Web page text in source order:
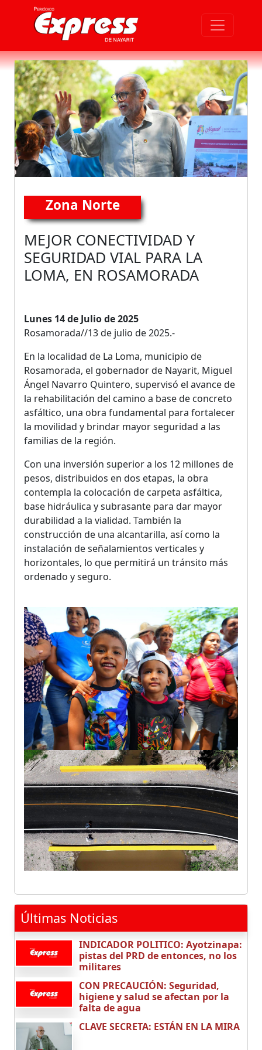
Zona Norte
MEJOR CONECTIVIDAD Y
SEGURIDAD VIAL PARA LA
LOMA, EN ROSAMORADA
Lunes 14 de Julio de 2025
Rosamorada//13 de julio de 2025.-
En la localidad de La Loma, municipio de
Rosamorada, el gobernador de Nayarit, Miguel
Ángel Navarro Quintero, supervisó el avance de
la rehabilitación del camino a base de concreto
asfáltico, una obra fundamental para fortalecer
la movilidad y brindar mayor seguridad a las
familias de la región.
Con una inversión superior a los 12 millones de
pesos, distribuidos en dos etapas, la obra
contempla la colocación de carpeta asfáltica,
base hidráulica y subrasante para dar mayor
durabilidad a la vialidad. También la
construcción de una alcantarilla, así como la
instalación de señalamientos verticales y
horizontales, lo que permitirá un tránsito más
ordenado y seguro.
Últimas Noticias
INDICADOR POLITICO: Ayotzinapa:
pistas del PRD de entonces, no los
militares
CON PRECAUCIÓN: Seguridad,
higiene y salud se afectan por la
falta de agua
CLAVE SECRETA: ESTÁN EN LA MIRA